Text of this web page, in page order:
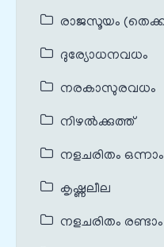
രാജസൂയം
ദുര്യോധനവധം
നരകാസുരവധം
നിഴൽക്കുത്ത്
നളചരിതം
കൃഷ്ണലീല
നളചരിതം